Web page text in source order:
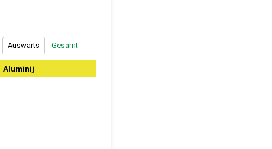
Auswärts Gesamt
Aluminij